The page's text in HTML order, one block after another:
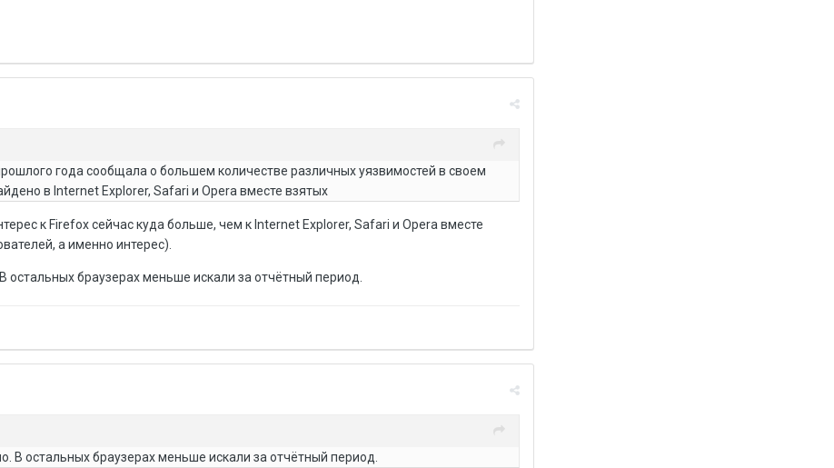
года сообщала о большем количестве различных уязвимостей в своем
в Internet Explorer, Safari и Opera вместе взятых
к Firefox сейчас куда больше, чем к Internet Explorer, Safari и Opera вместе
а именно интерес).
остальных браузерах меньше искали за отчётный период.
В остальных браузерах меньше искали за отчётный период.